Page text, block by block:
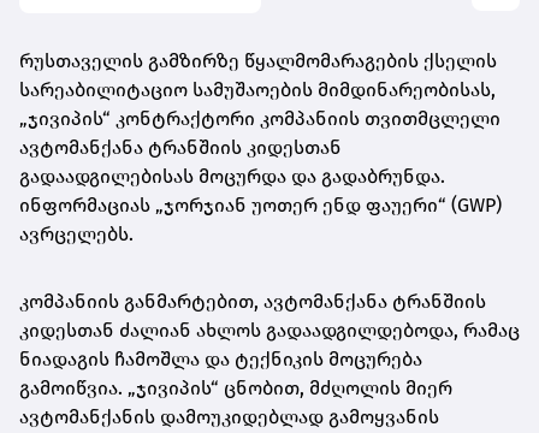
რუსთაველის გამზირზე წყალმომარაგების ქსელის
სარეაბილიტაციო სამუშაოების მიმდინარეობისას,
„ჯივიპის“ კონტრაქტორი კომპანიის თვითმცლელი
ავტომანქანა ტრანშიის კიდესთან
გადაადგილებისას მოცურდა და გადაბრუნდა.
ინფორმაციას „ჯორჯიან უოთერ ენდ ფაუერი“ (GWP)
ავრცელებს.
კომპანიის განმარტებით, ავტომანქანა ტრანშიის
კიდესთან ძალიან ახლოს გადაადგილდებოდა, რამაც
ნიადაგის ჩამოშლა და ტექნიკის მოცურება
გამოიწვია. „ჯივიპის“ ცნობით, მძღოლის მიერ
ავტომანქანის დამოუკიდებლად გამოყვანის